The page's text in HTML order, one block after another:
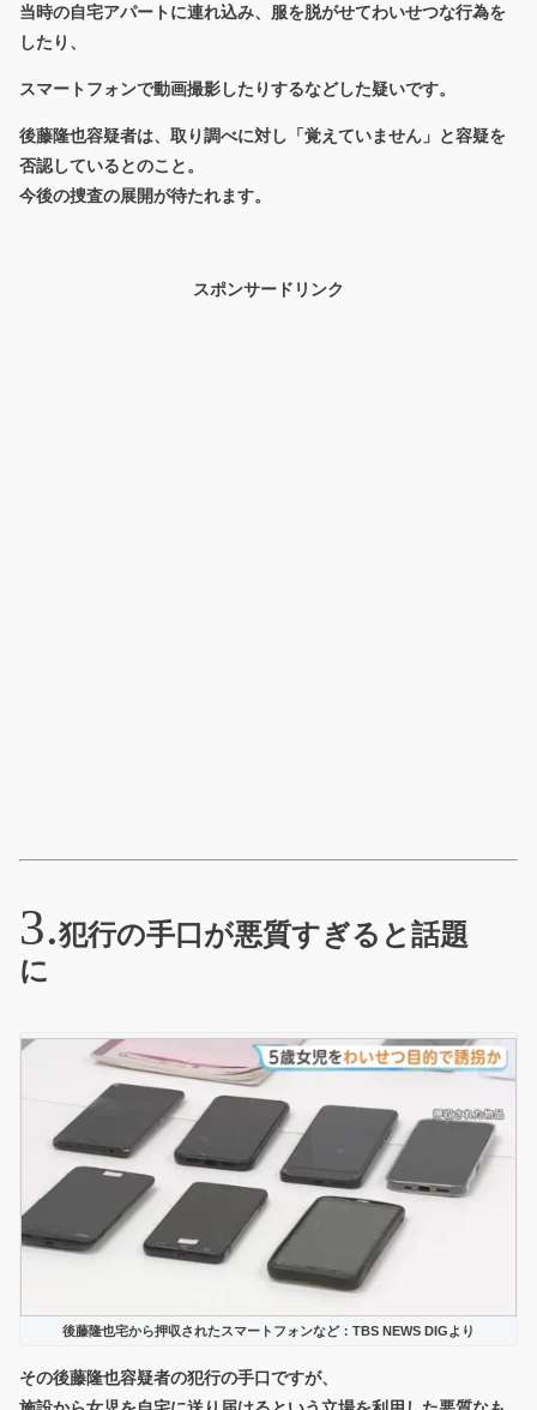
当時の自宅アパートに連れ込み、服を脱がせてわいせつな行為を
したり、
スマートフォンで動画撮影したりするなどした疑いです。
後藤隆也容疑者は、取り調べに対し「覚えていません」と容疑を
否認しているとのこと。
今後の捜査の展開が待たれます。
スポンサードリンク
犯行の手口が悪質すぎると話題
に
後藤隆也宅から押収されたスマートフォンなど：TBS NEWS DIGより
その後藤隆也容疑者の犯行の手口ですが、